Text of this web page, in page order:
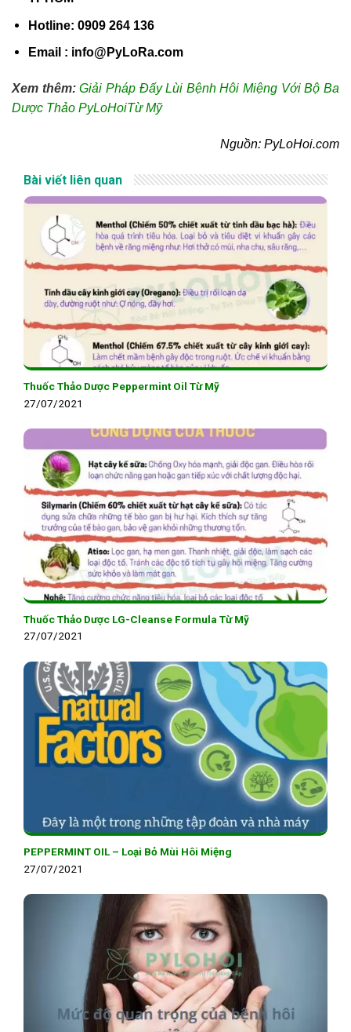
Hotline: 0909 264 136
Email : info@PyLoRa.com
Xem thêm: Giải Pháp Đấy Lùi Bệnh Hôi Miệng Với Bộ Ba
Dược Thảo PyLoHoiTừ Mỹ
Nguồn: PyLoHoi.com
Bài viết liên quan
Thuốc Thảo Dược Peppermint Oil Từ Mỹ
27/07/2021
Thuốc Thảo Dược LG-Cleanse Formula Từ Mỹ
27/07/2021
PEPPERMINT OIL – Loại Bỏ Mùi Hôi Miệng
27/07/2021